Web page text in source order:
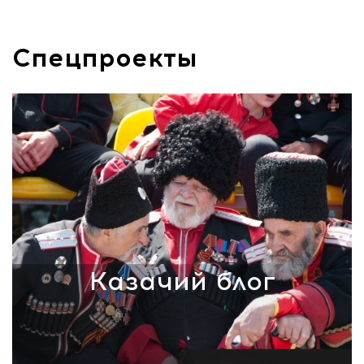
Спецпроекты
Казачий блог